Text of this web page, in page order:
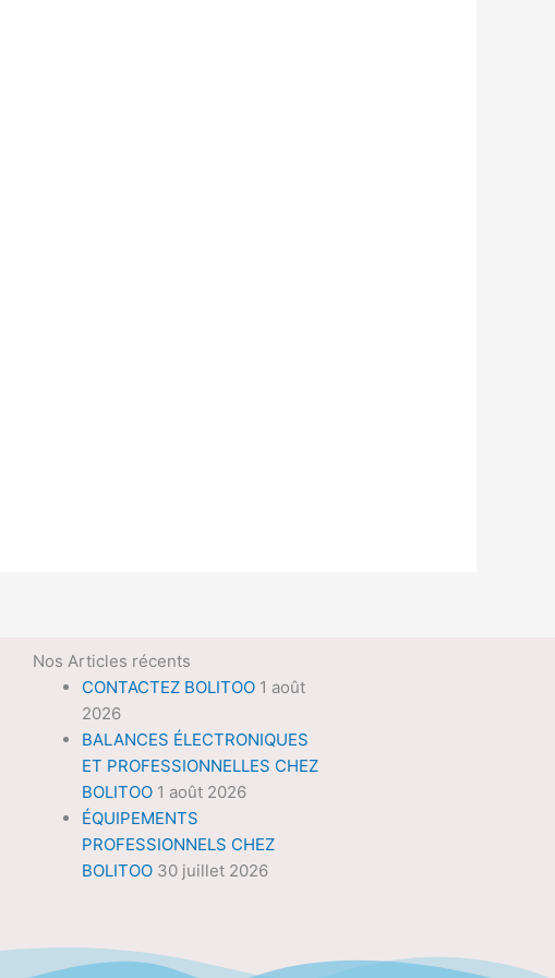
Nos Articles récents
CONTACTEZ BOLITOO 1 août
2026
BALANCES ÉLECTRONIQUES
ET PROFESSIONNELLES CHEZ
BOLITOO 1 août 2026
ÉQUIPEMENTS
PROFESSIONNELS CHEZ
BOLITOO 30 juillet 2026